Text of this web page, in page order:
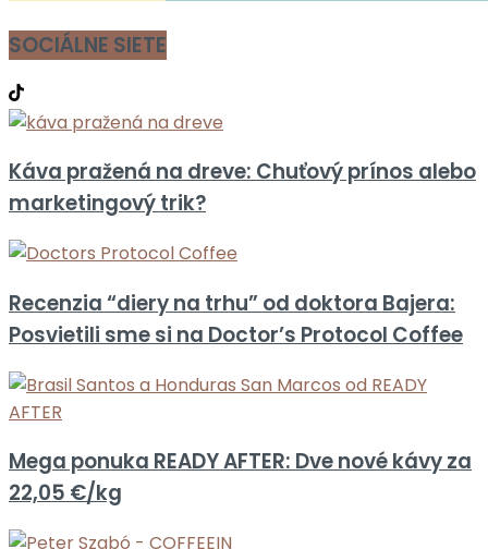
SOCIÁLNE SIETE
Káva pražená na dreve: Chuťový prínos alebo
marketingový trik?
Recenzia “diery na trhu” od doktora Bajera:
Posvietili sme si na Doctor’s Protocol Coffee
Mega ponuka READY AFTER: Dve nové kávy za
22,05 €/kg